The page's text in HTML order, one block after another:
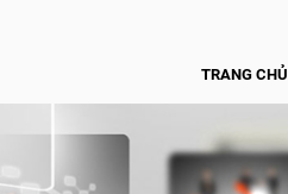
TRANG CHỦ